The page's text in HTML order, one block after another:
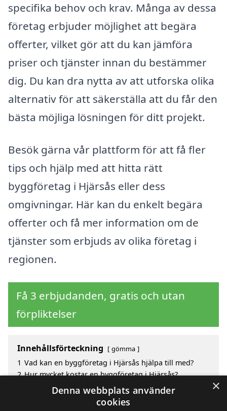
specifika behov och krav. Många av dessa
företag erbjuder möjlighet att begära
offerter, vilket gör att du kan jämföra
priser och tjänster innan du bestämmer
dig. Du kan dra nytta av att utforska olika
alternativ för att säkerställa att du får den
bästa möjliga lösningen för ditt projekt.
Besök gärna vår plattform för att få fler
tips och hjälp med att hitta rätt
byggföretag i Hjärsås eller dess
omgivningar. Här kan du enkelt begära
offerter och få mer information om de
tjänster som erbjuds av olika företag i
regionen.
Få 3 erbjudanden, gratis och utan
förpliktelser
Innehållsförteckning gömma
1 Vad kan en byggföretag i Hjärsås hjälpa till med?
2 Hur mycket kostar en byggföretag i Hjärsås?
Fördelar med att välja byggföretag i Hjärsås
Sök efter en skicklig byggföretag i de omgivande
×
Denna webbplats använder
cookies